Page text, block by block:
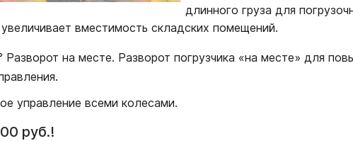
длинного груза для
вместимость складских помещений.
Разворот на месте. Разворот погрузчика «на месте» для
управление всеми колесами.
руб.!